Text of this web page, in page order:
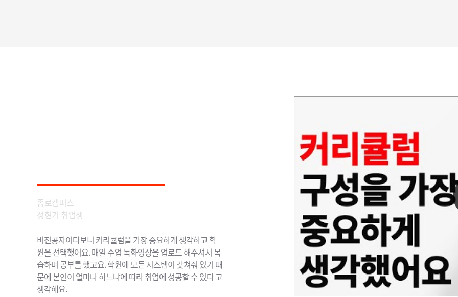
종로캠퍼스
성현기 취업생
비전공자이다보니 커리큘럼을 가장 중요하게 생각하고 학
원을 선택했어요. 매일 수업 녹화영상을 업로드 해주셔서 복
습하며 공부를 했고요. 학원에 모든 시스템이 갖쳐줘 있기 때
문에 본인이 얼마나 하느냐에 따라 취업에 성공할 수 있다 고
생각해요.